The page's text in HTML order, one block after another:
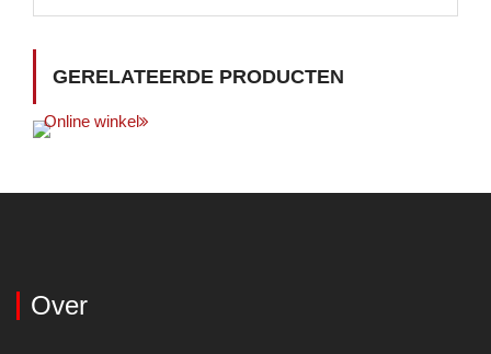
GERELATEERDE PRODUCTEN
Online winkel
Over